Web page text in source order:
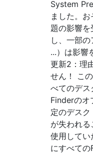
System
ました。
題の影響
し、一部
...）は影響
更新2：理
せん！ こ
べてのデス
Finderのオ
定のデス
が失われ
使用してい
にすべて